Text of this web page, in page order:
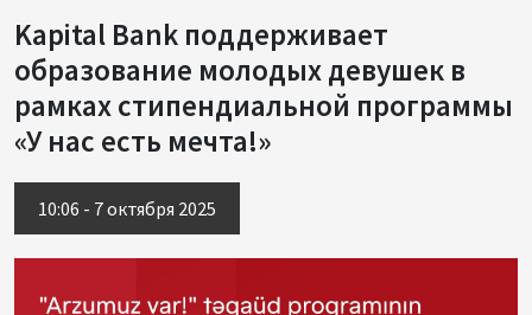
Kapital Bank поддерживает
образование молодых девушек в
рамках стипендиальной программы
«У нас есть мечта!»
10:06 - 7 октября 2025